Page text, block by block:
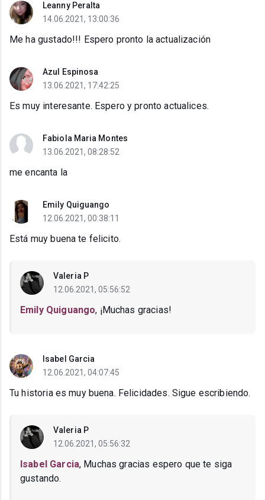
Leanny Peralta
14.06.2021, 13:00:36
Me ha gustado!!! Espero pronto la actualización
Azul Espinosa
13.06.2021, 17:42:25
Es muy interesante. Espero y pronto actualices.
Fabiola Maria Montes
13.06.2021, 08:28:52
me encanta la
Emily Quiguango
12.06.2021, 00:38:11
Está muy buena te felicito.
Valeria P
12.06.2021, 05:56:52
Emily Quiguango, ¡Muchas gracias!
Isabel Garcia
12.06.2021, 04:07:45
Tu historia es muy buena. Felicidades. Sigue escribiendo.
Valeria P
12.06.2021, 05:56:32
Isabel Garcia, Muchas gracias espero que te siga
gustando.